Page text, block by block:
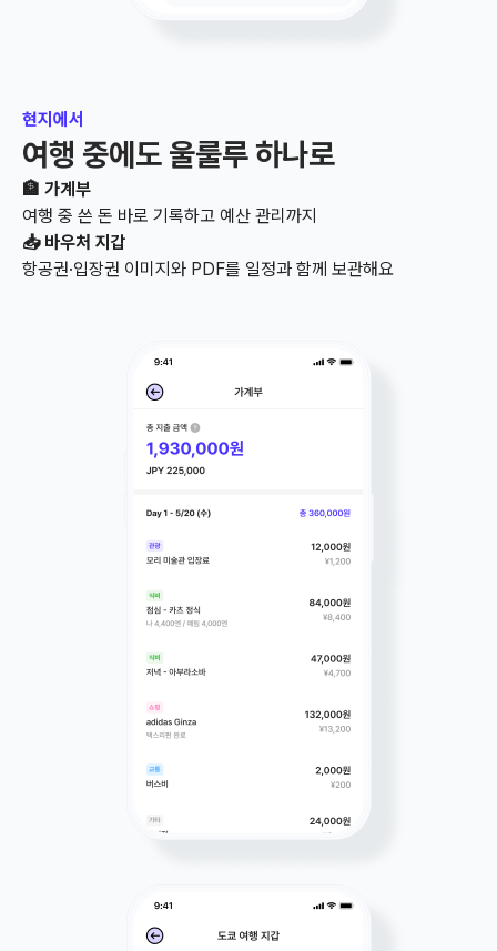
현지에서
여행 중에도 울룰루 하나로
🏦 가계부
여행 중 쓴 돈 바로 기록하고 예산 관리까지
📥 바우처 지갑
항공권·입장권 이미지와 PDF를 일정과 함께 보관해요